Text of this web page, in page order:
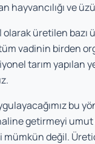
hayvancılığı ve
üretilen
vadinin birden
tarım yapılan
bu
getirmeyi
mümkün değil.